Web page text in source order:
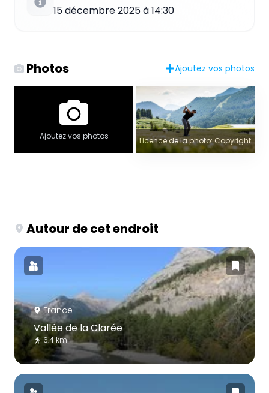
15 décembre 2025 à 14:30
Photos Ajoutez vos photos
Ajoutez vos photos Licence de la photo: Copyright
Autour de cet endroit
France
Vallée de la Clarée
6.4 km